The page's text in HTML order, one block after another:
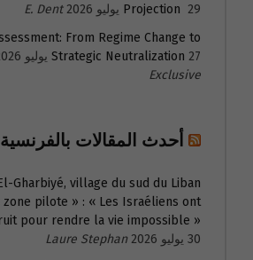
Projection 29 يوليو 2026
E. Dent
From Regime Change to
Strategic Neutralization 27 يوليو 2026
Exclusive
أحدث المقالات بالفرنسية
Gharbiyé, village du sud du Liban
zone pilote » : « Les Israéliens ont
pour rendre la vie impossible »
30 يوليو 2026
Laure Stephan